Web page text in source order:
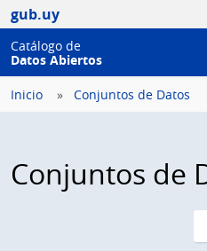
gub.uy
Catálogo de
Datos Abiertos
Inicio Conjuntos de Datos
Conjuntos de